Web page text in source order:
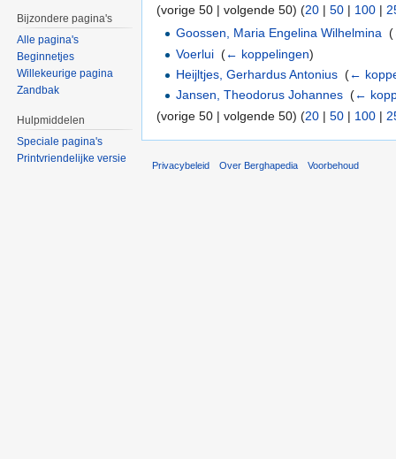
(vorige 50 | volgende 50) (20 | 50 | 100 |
Goossen, Maria Engelina Wilhelmina ‎(
Voerlui ‎(← koppelingen)
Heijltjes, Gerhardus Antonius ‎(←
Jansen, Theodorus Johannes ‎(←
(vorige 50 | volgende 50) (20 | 50 | 100 |
Bijzondere pagina's
Alle pagina's
Beginnetjes
Willekeurige pagina
Zandbak
Hulpmiddelen
Speciale pagina's
Printvriendelijke versie
Privacybeleid Over Berghapedia Voorbehoud